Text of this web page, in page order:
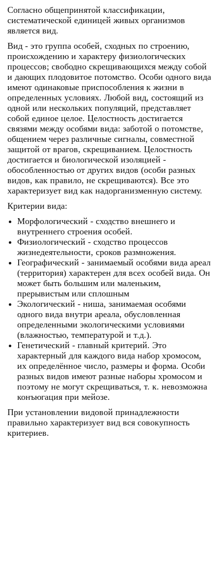
Согласно общепринятой классификации,
систематической единицей живых организмов
является вид.
Вид - это группа особей, сходных по строению,
происхождению и характеру физиологических
процессов; свободно скрещивающихся между собой
и дающих плодовитое потомство. Особи одного вида
имеют одинаковые приспособления к жизни в
определенных условиях. Любой вид, состоящий из
одной или нескольких популяций, представляет
собой единое целое. Целостность достигается
связями между особями вида: заботой о потомстве,
общением через различные сигналы, совместной
защитой от врагов, скрещиванием. Целостность
достигается и биологической изоляцией -
обособленностью от других видов (особи разных
видов, как правило, не скрещиваются). Все это
характеризует вид как надорганизменную систему.
Критерии вида:
Морфологический - сходство внешнего и
внутреннего строения особей.
Физиологический - сходство процессов
жизнедеятельности, сроков размножения.
Географический - занимаемый особями вида ареал
(территория) характерен для всех особей вида. Он
может быть большим или маленьким,
прерывистым или сплошным
Экологический - ниша, занимаемая особями
одного вида внутри ареала, обусловленная
определенными экологическими условиями
(влажностью, температурой и т.д.).
Генетический - главный критерий. Это
характерный для каждого вида набор хромосом,
их определённое число, размеры и форма. Особи
разных видов имеют разные наборы хромосом и
поэтому не могут скрещиваться, т. к. невозможна
конъюгация при мейозе.
При установлении видовой принадлежности
правильно характеризует вид вся совокупность
критериев.